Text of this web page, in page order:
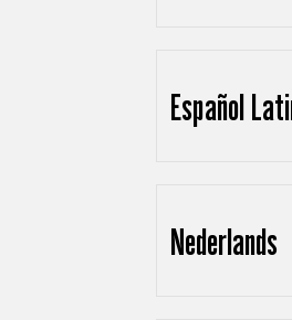
Español
Nederlands